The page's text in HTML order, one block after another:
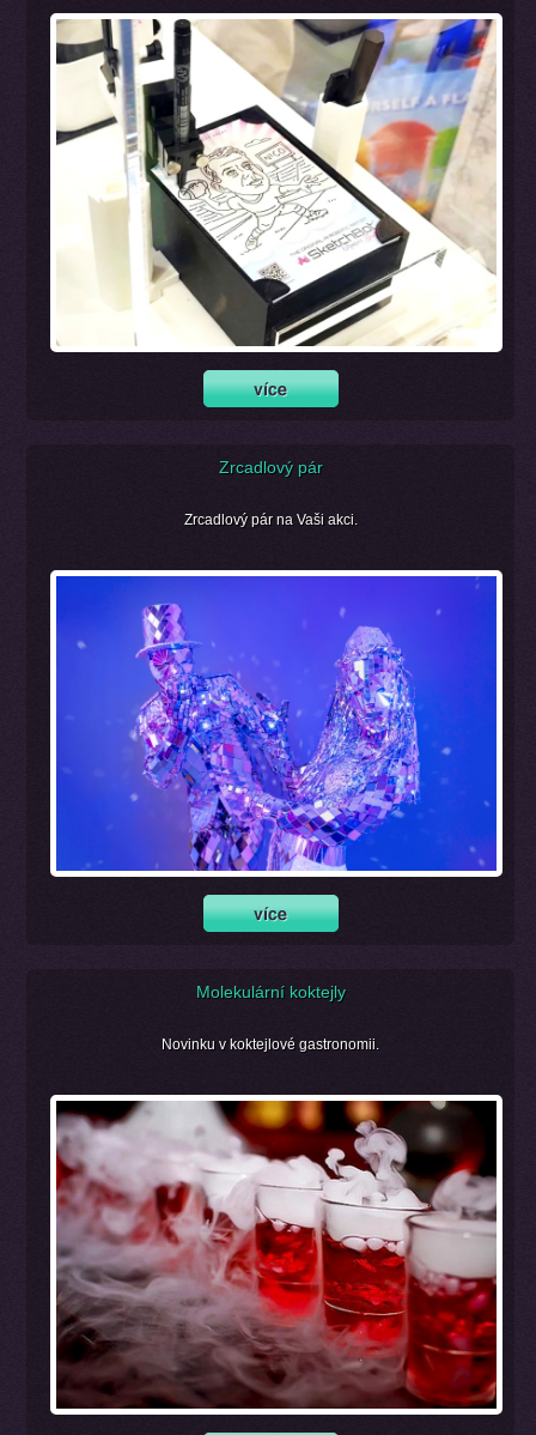
Zrcadlový pár
Zrcadlový pár na Vaši akci.
Molekulární koktejly
Novinku v koktejlové gastronomii.